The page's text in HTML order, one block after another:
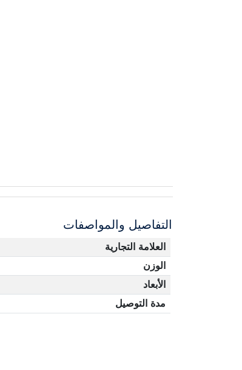
التفاصيل والمواصفات
العلامة التجارية
الوزن
الأبعاد
مدة التوصيل